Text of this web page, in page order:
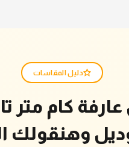
دليل المقاسات
كام متر
وهنقولك